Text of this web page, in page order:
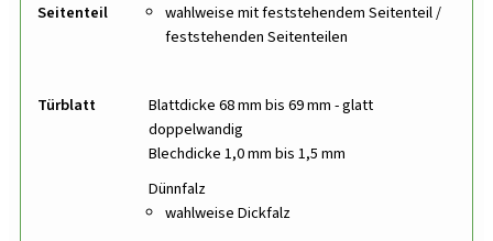
Seitenteil
wahlweise mit feststehendem Seitenteil /
feststehenden Seitenteilen
Türblatt
Blattdicke 68 mm bis 69 mm - glatt
doppelwandig
Blechdicke 1,0 mm bis 1,5 mm
Dünnfalz
wahlweise Dickfalz